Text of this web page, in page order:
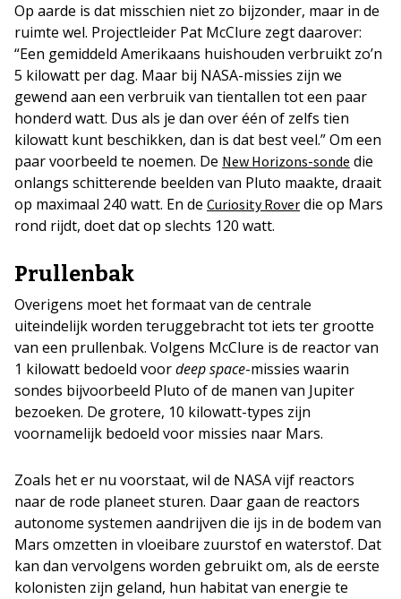
Op aarde is dat misschien niet zo bijzonder, maar in de
ruimte wel. Projectleider Pat McClure zegt daarover:
“Een gemiddeld Amerikaans huishouden verbruikt zo’n
5 kilowatt per dag. Maar bij NASA-missies zijn we
gewend aan een verbruik van tientallen tot een paar
honderd watt. Dus als je dan over één of zelfs tien
kilowatt kunt beschikken, dan is dat best veel.” Om een
paar voorbeeld te noemen. De New Horizons-sonde die
onlangs schitterende beelden van Pluto maakte, draait
op maximaal 240 watt. En de Curiosity Rover die op Mars
rond rijdt, doet dat op slechts 120 watt.
Prullenbak
Overigens moet het formaat van de centrale
uiteindelijk worden teruggebracht tot iets ter grootte
van een prullenbak. Volgens McClure is de reactor van
1 kilowatt bedoeld voordeep space-missies waarin
sondes bijvoorbeeld Pluto of de manen van Jupiter
bezoeken. De grotere, 10 kilowatt-types zijn
voornamelijk bedoeld voor missies naar Mars.
Zoals het er nu voorstaat, wil de NASA vijf reactors
naar de rode planeet sturen. Daar gaan de reactors
autonome systemen aandrijven die ijs in de bodem van
Mars omzetten in vloeibare zuurstof en waterstof. Dat
kan dan vervolgens worden gebruikt om, als de eerste
kolonisten zijn geland, hun habitat van energie te